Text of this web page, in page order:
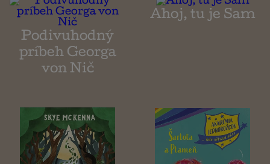
Podivuhodný
príbeh Georga
von Nič
Ahoj, tu je Sam